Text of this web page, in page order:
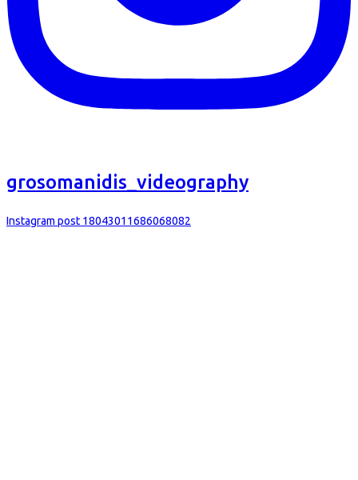
grosomanidis_videography
Instagram post 18043011686068082